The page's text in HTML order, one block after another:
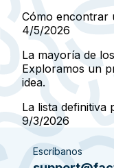
Cómo encontrar
4/5/2026
La mayoría de
Exploramos un
idea.
La lista definitiva
9/3/2026
Escríbanos